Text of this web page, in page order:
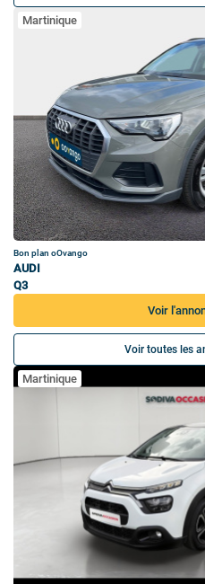
Martinique
Bon plan oOvango
AUDI
Q3
Voir
Voir toutes les
Martinique